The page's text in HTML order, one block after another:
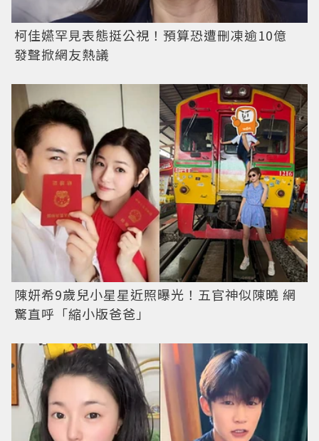
柯佳嬿罕見表態挺公視！預算恐遭刪凍逾10億
發聲掀網友熱議
陳妍希9歲兒小星星近照曝光！五官神似陳曉 網
驚直呼「縮小版爸爸」